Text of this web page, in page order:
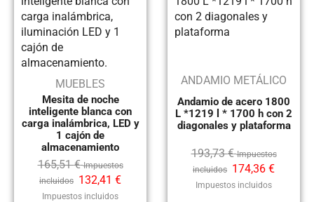
MUEBLES
Mesita de noche
inteligente blanca con
carga inalámbrica, LED y
1 cajón de
almacenamiento
165,51€ Impuestos
incluidos 132,41 €
Impuestos incluidos
ANDAMIO METÁLICO
Andamio de acero 1800
L *1219 l * 1700 h con 2
diagonales y plataforma
193,73€ Impuestos
incluidos 174,36 €
Impuestos incluidos